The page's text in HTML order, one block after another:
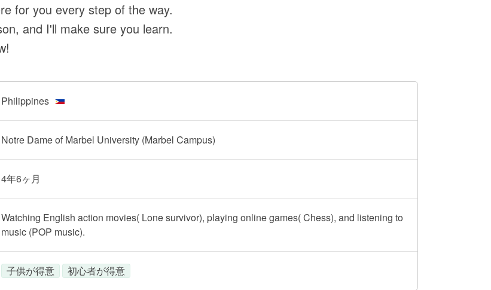
for you every step of the way.
and I'll make sure you learn.
Philippines
Notre Dame of Marbel University (Marbel Campus)
4年6ヶ月
Watching English action movies( Lone survivor), playing online games( Chess), and listening to
music (POP music).
子供が得意 初心者が得意